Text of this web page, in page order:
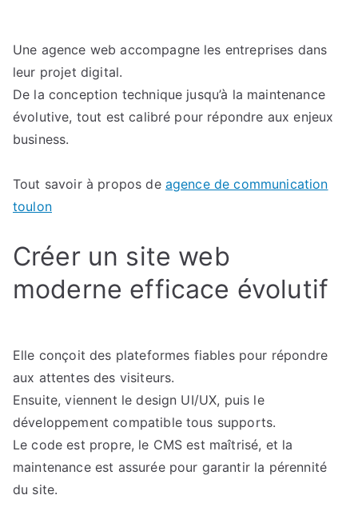
agence
Une agence web accompagne les entreprises dans
leur projet digital.
De la conception technique jusqu’à la maintenance
évolutive, tout est calibré pour répondre aux enjeux
business.
Tout savoir à propos de agence de communication
toulon
Créer un site web
moderne efficace évolutif
Elle conçoit des plateformes fiables pour répondre
aux attentes des visiteurs.
Ensuite, viennent le design UI/UX, puis le
développement compatible tous supports.
Le code est propre, le CMS est maîtrisé, et la
maintenance est assurée pour garantir la pérennité
du site.